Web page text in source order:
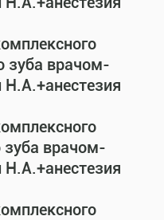
зуба врачом-
зуба врачом-